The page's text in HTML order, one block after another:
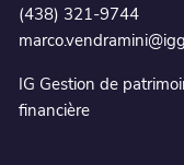
(438) 321-9744
IG Gestion de
financière